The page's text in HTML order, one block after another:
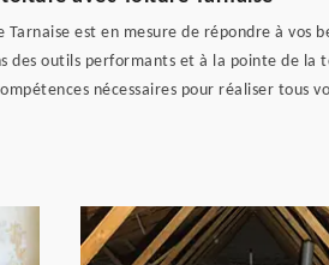
est en mesure de répondre à vos
des outils performants et à la pointe de
nécessaires pour réaliser